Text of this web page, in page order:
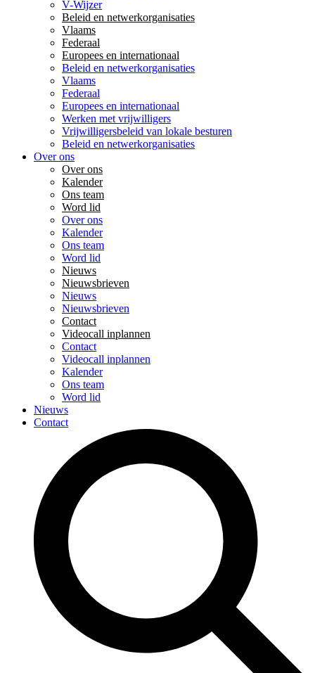
V-Wijzer
Beleid en netwerkorganisaties
Vlaams
Federaal
Europees en internationaal
Beleid en netwerkorganisaties
Vlaams
Federaal
Europees en internationaal
Werken met vrijwilligers
Vrijwilligersbeleid van lokale besturen
Beleid en netwerkorganisaties
Over ons
Over ons
Kalender
Ons team
Word lid
Over ons
Kalender
Ons team
Word lid
Nieuws
Nieuwsbrieven
Nieuws
Nieuwsbrieven
Contact
Videocall inplannen
Contact
Videocall inplannen
Kalender
Ons team
Word lid
Nieuws
Contact